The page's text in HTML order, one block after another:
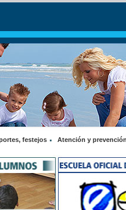
festejos Atención y prevención